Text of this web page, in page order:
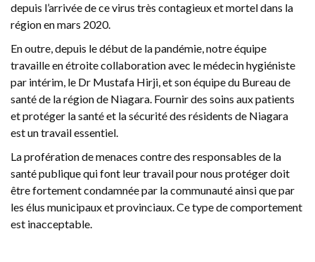
depuis l’arrivée de ce virus très contagieux et mortel dans la
région en mars 2020.
En outre, depuis le début de la pandémie, notre équipe
travaille en étroite collaboration avec le médecin hygiéniste
par intérim, le Dr Mustafa Hirji, et son équipe du Bureau de
santé de la région de Niagara. Fournir des soins aux patients
et protéger la santé et la sécurité des résidents de Niagara
est un travail essentiel.
La profération de menaces contre des responsables de la
santé publique qui font leur travail pour nous protéger doit
être fortement condamnée par la communauté ainsi que par
les élus municipaux et provinciaux. Ce type de comportement
est inacceptable.